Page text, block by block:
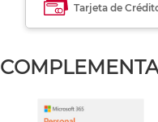
Tarjeta de